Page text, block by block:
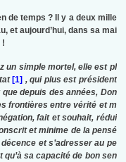
de temps ? Il y a deux mille
et aujourd’hui, dans sa mai
!
un simple mortel, elle est pl
[1] , qui plus est président
depuis des années, Don
frontières entre vérité et m
fait et souhait, rédui
et minime de la pensé
et s’adresser au pe
sa capacité de bon sen